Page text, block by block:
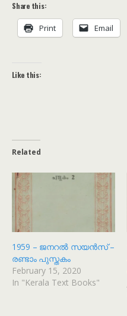
Share this:
Print Email
Like this:
Related
1959 – ജനറൽ സയൻസ് –
രണ്ടാം പുസ്തകം
February 15, 2020
In "Kerala Text Books"